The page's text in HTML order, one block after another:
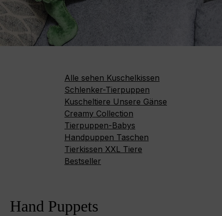
Alle sehen Kuschelkissen
Schlenker-Tierpuppen
Kuscheltiere Unsere Gänse
Creamy Collection
Tierpuppen-Babys
Handpuppen Taschen
Tierkissen XXL Tiere
Bestseller
Hand Puppets